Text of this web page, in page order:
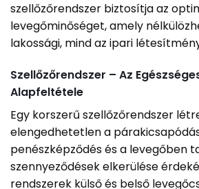
szellőzőrendszer biztosítja az
levegőminőséget, amely
lakossági, mind az ipari
Szellőzőrendszer – Az
Alapfeltétele
Egy korszerű szellőzőrendszer
elengedhetetlen a
penészképződés és a levegőben
szennyeződések elkerülése
rendszerek külső és belső